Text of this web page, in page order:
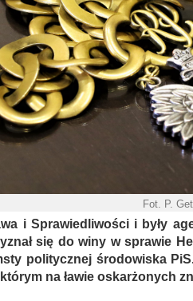
Fot. P.
i Sprawiedliwości i były
się do winy w sprawie
politycznej środowiska
na ławie oskarżonych